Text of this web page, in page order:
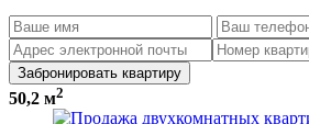
Забронировать квартиру
50,2 м2